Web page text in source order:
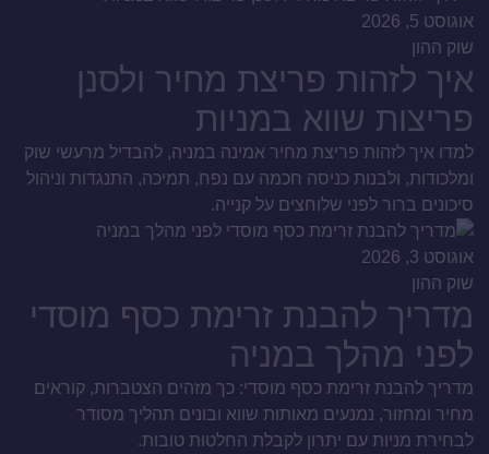
אוגוסט 5, 2026
שוק ההון
איך לזהות פריצת מחיר ולסנן
פריצות שווא במניות
למדו איך לזהות פריצת מחיר אמינה במניה, להבדיל מרעשי שוק
ומלכודות, ולבנות כניסה חכמה עם נפח, תמיכה, התנגדות וניהול
סיכונים ברור לפני שלוחצים על קנייה.
אוגוסט 3, 2026
שוק ההון
מדריך להבנת זרימת כסף מוסדי
לפני מהלך במניה
מדריך להבנת זרימת כסף מוסדי: כך מזהים הצטברות, קוראים
מחיר ומחזור, נמנעים מאותות שווא ובונים תהליך מסודר
לבחירת מניות עם יתרון לקבלת החלטות טובות.